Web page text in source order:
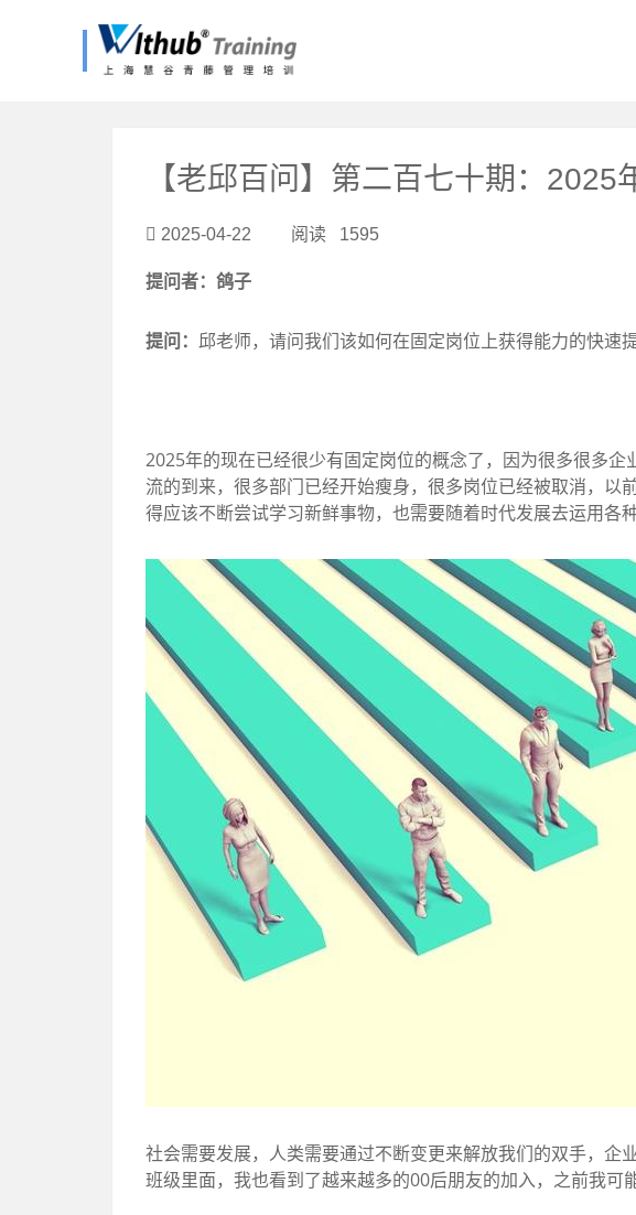
【老邱百问】第二百七十期：2025
2025-04-22 阅读 1595
提问者：鸽子
提问： 邱老师，请问我们该如何在固定岗位上获得能力的快速
2025年的现在已经很少有固定岗位的概念了，因为很多很多
流的到来，很多部门已经开始瘦身，很多岗位已经被取消，
得应该不断尝试学习新鲜事物，也需要随着时代发展去运用各种
社会需要发展，人类需要通过不断变更来解放我们的双手，
班级里面，我也看到了越来越多的00后朋友的加入，之前我可